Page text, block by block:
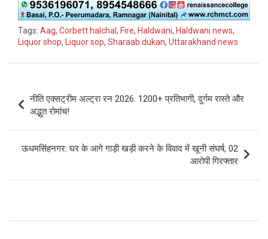
Tags: Aag, Corbett halchal, Fire, Haldwani, Haldwani news,
Liquor shop, Liquor sop, Sharaab dukan, Uttarakhand news
Post
navigation
नीति एक्सट्रीम अल्ट्रा रन 2026: 1200+ प्रतिभागी, दुर्गम रास्ते और
अद्भुत रोमांच!
ऊधमसिंहनगर: घर के आगे गाड़ी खड़ी करने के विवाद में खूनी संघर्ष, 02
आरोपी गिरफ्तार